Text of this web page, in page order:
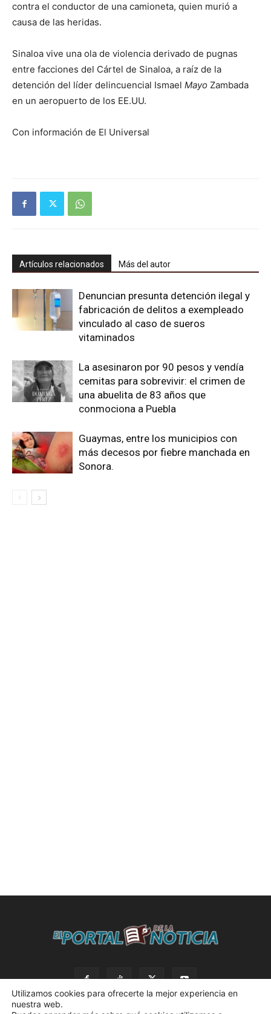
contra el conductor de una camioneta, quien murió a
causa de las heridas.
Sinaloa vive una ola de violencia derivado de pugnas
entre facciones del Cártel de Sinaloa, a raíz de la
detención del líder delincuencial Ismael Mayo Zambada
en un aeropuerto de los EE.UU.
Con información de El Universal
Artículos relacionados Más del autor
Denuncian presunta detención ilegal y
fabricación de delitos a exempleado
vinculado al caso de sueros
vitaminados
La asesinaron por 90 pesos y vendía
cemitas para sobrevivir: el crimen de
una abuelita de 83 años que
conmociona a Puebla
Guaymas, entre los municipios con
más decesos por fiebre manchada en
Sonora.
Utilizamos cookies para ofrecerte la mejor experiencia en
nuestra web.